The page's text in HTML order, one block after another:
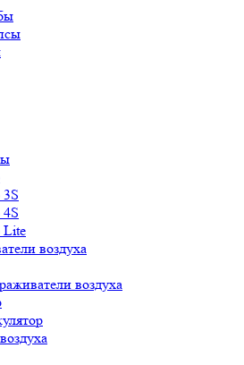
Lite
воздуха
воздуха